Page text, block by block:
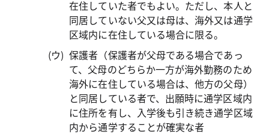
在住していた者でもよい。ただし、本人と
同居していない父又は母は、海外又は通学
区域内に在住している場合に限る。
保護者（保護者が父母である場合であっ
て、父母のどちらか一方が海外勤務のため
海外に在住している場合は、他方の父母）
と同居している者で、出願時に通学区域内
に住所を有し、入学後も引き続き通学区域
内から通学することが確実な者